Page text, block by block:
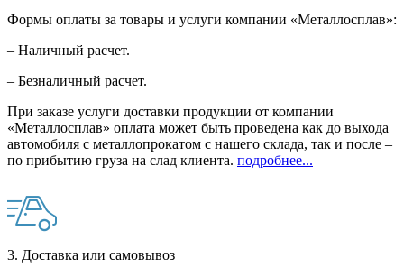
Формы оплаты за товары и услуги компании «Металлосплав»:
– Наличный расчет.
– Безналичный расчет.
При заказе услуги доставки продукции от компании
«Металлосплав» оплата может быть проведена как до выхода
автомобиля с металлопрокатом с нашего склада, так и после –
по прибытию груза на слад клиента. подробнее...
3. Доставка или самовывоз